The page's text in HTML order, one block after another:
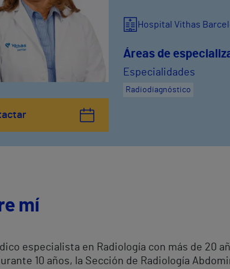
Hospital Vithas
Áreas de
Especialidades
Radiodiagnóstico
mí
especialista en Radiología con más de 20
10 años, la Sección de Radiología